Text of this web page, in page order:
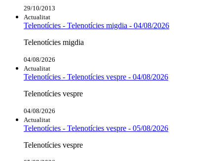
29/10/2013
Actualitat
Telenotícies - Telenotícies migdia - 04/08/2026
Telenotícies migdia
04/08/2026
Actualitat
Telenotícies - Telenotícies vespre - 04/08/2026
Telenotícies vespre
04/08/2026
Actualitat
Telenotícies - Telenotícies vespre - 05/08/2026
Telenotícies vespre